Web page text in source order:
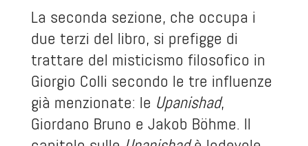
La seconda sezione, che occupa i
due terzi del libro, si prefigge di
trattare del misticismo filosofico in
Giorgio Colli secondo le tre influenze
già menzionate: le Upanishad,
Giordano Bruno e Jakob Böhme. Il